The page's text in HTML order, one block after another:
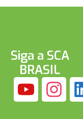
Siga a SCA
BRASIL